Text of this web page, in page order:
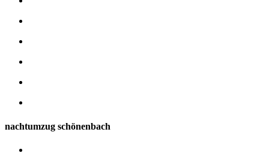
nachtumzug schönenbach